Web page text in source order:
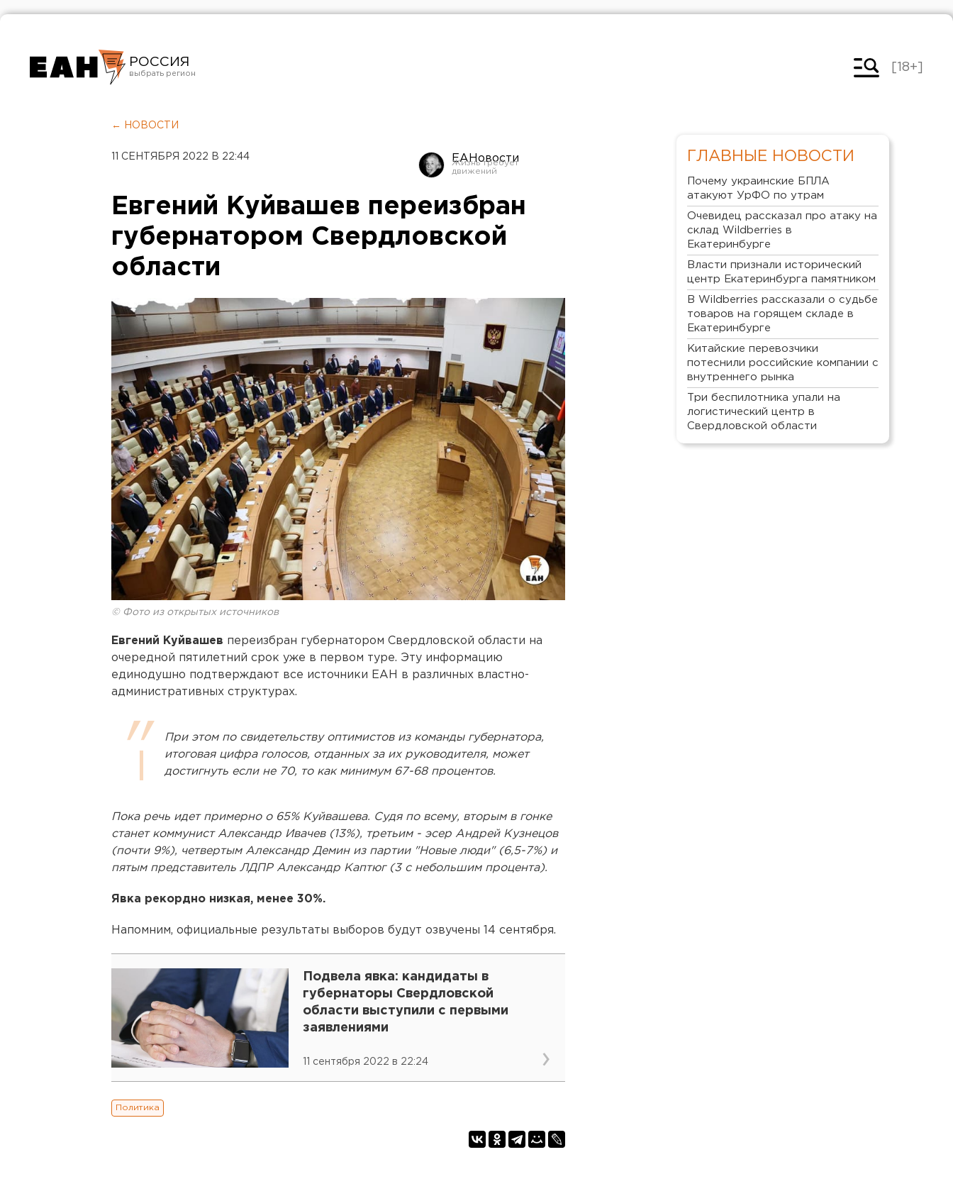
РОССИЯ
Челябинск
[18+]
← НОВОСТИ
11 СЕНТЯБРЯ 2022 В 22:44 ЕАНовости
Евгений Куйвашев переизбран
губернатором Свердловской
области
© Фото из открытых источников
Евгений Куйвашев переизбран губернатором Свердловской области на
очередной пятилетний срок уже в первом туре. Эту информацию
единодушно подтверждают все источники ЕАН в различных властно-
административных структурах.
При этом по свидетельству оптимистов из команды губернатора,
итоговая цифра голосов, отданных за их руководителя, может
достигнуть если не 70, то как минимум 67-68 процентов.
Пока речь идет примерно о 65% Куйвашева. Судя по всему, вторым в гонке
станет коммунист Александр Ивачев (13%), третьим - эсер Андрей Кузнецов
(почти 9%), четвертым Александр Демин из партии "Новые люди" (6,5-7%) и
пятым представитель ЛДПР Александр Каптюг (3 с небольшим процента).
Явка рекордно низкая, менее 30%.
Напомним, официальные результаты выборов будут озвучены 14 сентября.
Подвела явка: кандидаты в
губернаторы Свердловской
области выступили с первыми
заявлениями
11 сентября 2022 в 22:24
Политика
ГЛАВНЫЕ НОВОСТИ
Почему украинские БПЛА
атакуют УрФО по утрам
Очевидец рассказал про атаку на
склад Wildberries в
Екатеринбурге
Власти признали исторический
центр Екатеринбурга памятником
В Wildberries рассказали о судьбе
товаров на горящем складе в
Екатеринбурге
Китайские перевозчики
потеснили российские компании с
внутреннего рынка
Три беспилотника упали на
логистический центр в
Свердловской области